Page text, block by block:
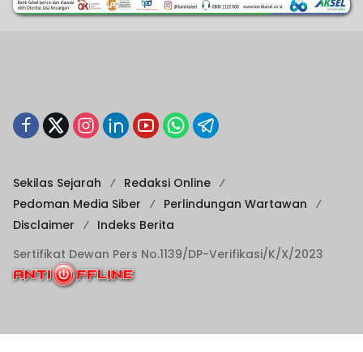
Sekilas Sejarah
Redaksi Online
Pedoman Media Siber
Perlindungan Wartawan
Disclaimer
Indeks Berita
Sertifikat Dewan Pers No.1139/DP-Verifikasi/K/X/2023